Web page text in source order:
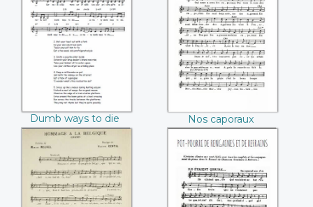
Dumb ways to die
(John Mescall /
Ollie McGill)
Dumb ways to die
(John Mescall / Ollie
Nos caporaux
(Inconnu)
Nos caporaux
(Inconnu)
Hommage à la
Belgique (Manlius
Pot-pourri de
rengaines et de